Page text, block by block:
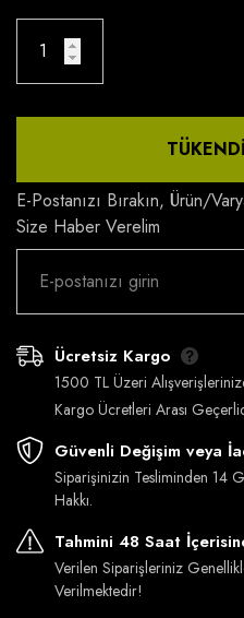
TÜKENDI
E-Postanızı Bırakın, Ürün/
Size Haber Verelim
Ücretsiz Kargo
1500 TL Üzeri
Kargo Ücretleri Arası
Güvenli Değişim veya
Siparişinizin Tesliminden 14
Hakkı.
Tahmini 48 Saat
Verilen Siparişleriniz
Verilmektedir!